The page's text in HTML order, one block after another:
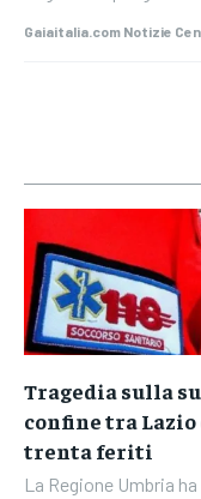
Gaiaitalia.com Notizie
Tragedia sulla
confine tra
trenta feriti
La Regione Umbria